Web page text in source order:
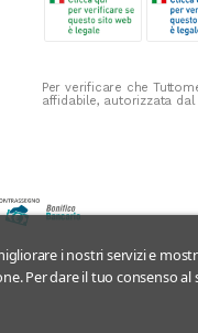
i nostri servizi e
Per dare il tuo consenso al
Per verificare che
affidabile, autorizzata